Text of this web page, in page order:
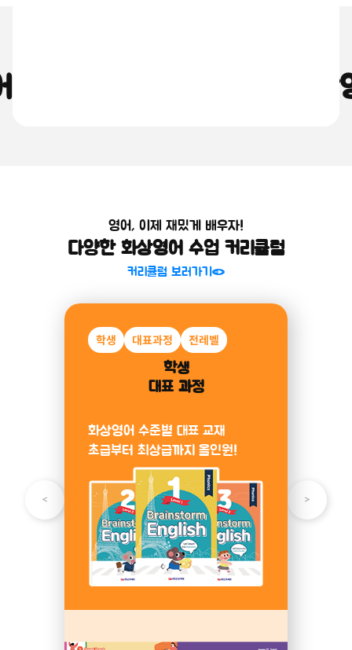
를 쉽고 재밌게, 원어민 화상
영어, 이제 재밌게 배우자!
다양한 화상영어 수업 커리큘럼
커리큘럼 보러가기
학생 대표과정 전레벨
학생
대표 과정
화상영어 수준별 대표 교재
초급부터 최상급까지 올인원!